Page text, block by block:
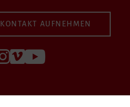
KONTAKT AUFNEHMEN
Sie uns auf Facebook
Folgen Sie uns auf Instagram
Besuchen Sie uns bei Vimeo